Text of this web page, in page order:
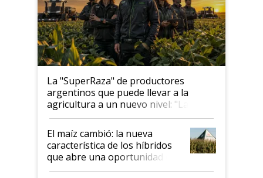
La "SuperRaza" de productores
argentinos que puede llevar a la
agricultura a un nuevo nivel: "Las
posibilidades de crecimiento son
infinitas"
El maíz cambió: la nueva
característica de los híbridos
que abre una oportunidad en
el lote